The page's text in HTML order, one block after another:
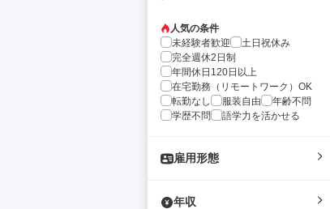
人気の条件
未経験者歓迎
土日祝休み
完全週休2日制
年間休日120日以上
在宅勤務（リモートワーク）OK
転勤なし
服装自由
年齢不問
学歴不問
語学力を活かせる
雇用形態
年収